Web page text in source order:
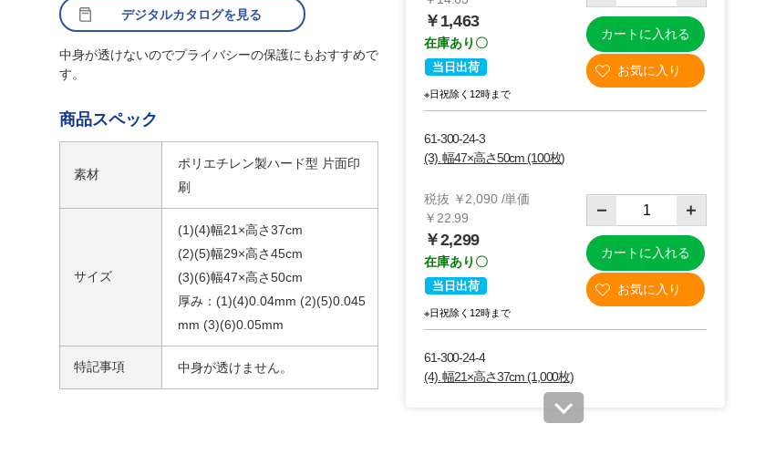
デジタルカタログを見る
中身が透けないのでプライバシーの保護にもおすすめで
す。
商品スペック
素材
ポリエチレン製ハード型 片面印
刷
サイズ
(1)(4)幅21×高さ37cm
(2)(5)幅29×高さ45cm
(3)(6)幅47×高さ50cm
厚み：(1)(4)0.04mm (2)(5)0.045
mm (3)(6)0.05mm
特記事項 中身が透けません。
￥1,463
在庫あり〇
当日出荷
※日祝除く12時まで
カートに入れる
61-300-24-3
(3). 幅47×高さ50cm (100枚)
税抜 ￥2,090 /単価
￥22.99
￥2,299
在庫あり〇
当日出荷
※日祝除く12時まで
カートに入れる
61-300-24-4
(4). 幅21×高さ37cm (1,000枚)
税抜 ￥7,880 /単価￥8.67